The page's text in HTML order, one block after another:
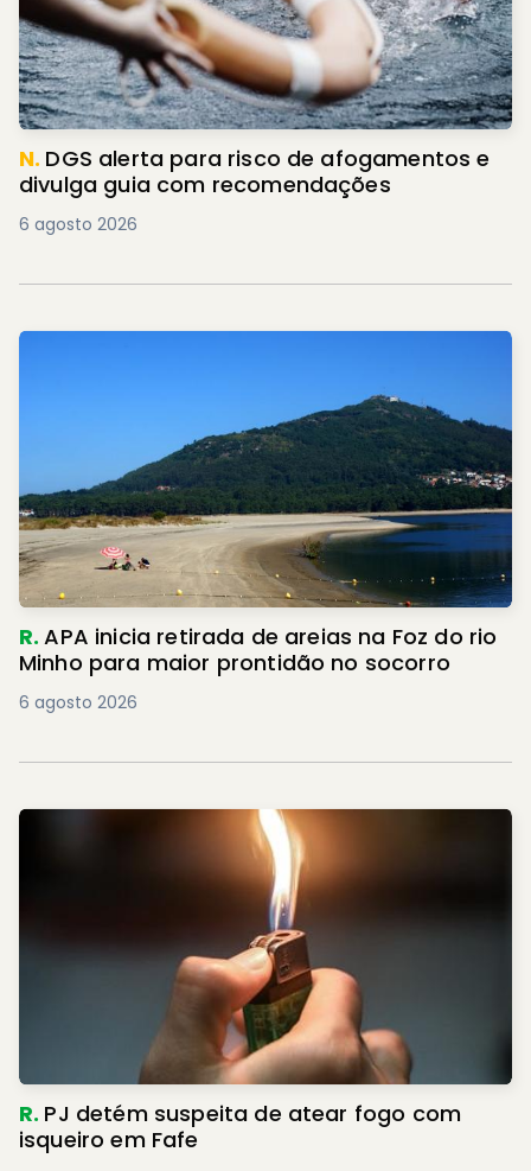
N. DGS alerta para risco de afogamentos e
divulga guia com recomendações
6 agosto 2026
R.APA inicia retirada de areias na Foz do rio
Minho para maior prontidão no socorro
6 agosto 2026
R. PJ detém suspeita de atear fogo com
isqueiro em Fafe